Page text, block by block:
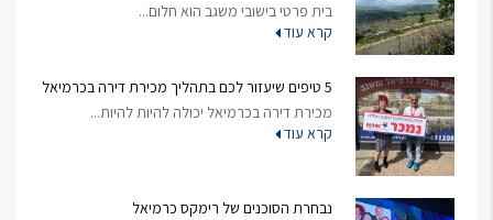
בית פרטי בישובי משגב הוא חלום...
קרא עוד
5 טיפים שיעזור לכם בתהליך מכירת דירה בכרמיאל
מכירת דירה בכרמיאל יכולה להיות להיות...
קרא עוד
נבחרת הסוכנים של רימקס כרמיאל